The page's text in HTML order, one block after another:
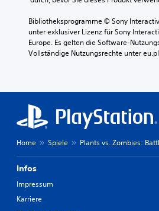
Bibliotheksprogramme © Sony
unter exklusiver Lizenz für Sony
Europe. Es gelten die Software-
Vollständige Nutzungsrechte unter
Home Spiele Plants vs. Zombies:
Infos
Impressum
Karriere